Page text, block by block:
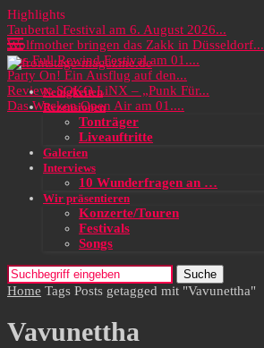
Highlights
Taubertal Festival am 6. August 2026...
Wolfmother bringen das Zakk in Düsseldorf...
Das Full Rewind Festival am 01....
Party On! Ein Ausflug auf den...
Review: SOKO LiNX – „Punk Für...
Das Wacken Open Air am 01....
Neuigkeiten
Rezensionen
Tonträger
Liveauftritte
Galerien
Interviews
10 Wunderfragen an …
Wir präsentieren
Konzerte/Touren
Festivals
Songs
Suche
Home Tags Posts getagged mit "Vavunettha"
Vavunettha